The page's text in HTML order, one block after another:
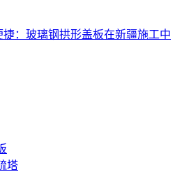
：玻璃钢拱形盖板在新疆施工中
塔